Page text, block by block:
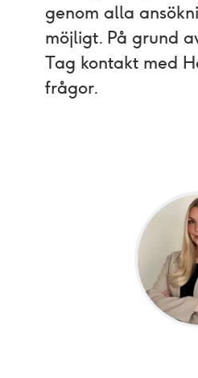
genom alla
möjligt. På grund
Tag kontakt med
frågor.